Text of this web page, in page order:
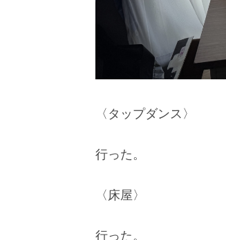
〈タップダンス〉
行った。
〈床屋〉
行った。